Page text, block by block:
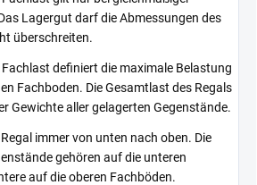
Lagergut darf die Abmessungen des
überschreiten.
Fachlast definiert die maximale Belastung
Fachboden. Die Gesamtlast des Regals
Gewichte aller gelagerten Gegenstände.
immer von unten nach oben. Die
gehören auf die unteren
auf die oberen Fachböden.